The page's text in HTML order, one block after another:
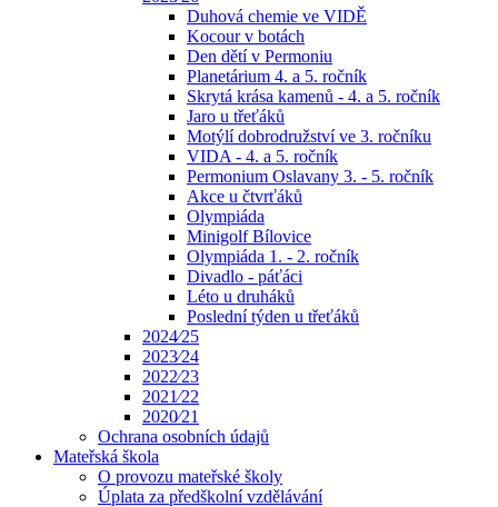
Duhová chemie ve VIDĚ
Kocour v botách
Den dětí v Permoniu
Planetárium 4. a 5. ročník
Skrytá krása kamenů - 4. a 5. ročník
Jaro u třeťáků
Motýlí dobrodružství ve 3. ročníku
VIDA - 4. a 5. ročník
Permonium Oslavany 3. - 5. ročník
Akce u čtvrťáků
Olympiáda
Minigolf Bílovice
Olympiáda 1. - 2. ročník
Divadlo - páťáci
Léto u druháků
Poslední týden u třeťáků
2024⁄25
2023⁄24
2022⁄23
2021⁄22
2020⁄21
Ochrana osobních údajů
Mateřská škola
O provozu mateřské školy
Úplata za předškolní vzdělávání